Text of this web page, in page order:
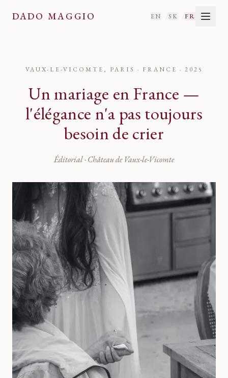
DADO MAGGIO EN /SK /FR
VAUX-LE-VICOMTE, PARIS · FRANCE · 2025
Un mariage en France —
l'élégance n'a pas toujours
besoin de crier
Éditorial · Château de Vaux-le-Vicomte